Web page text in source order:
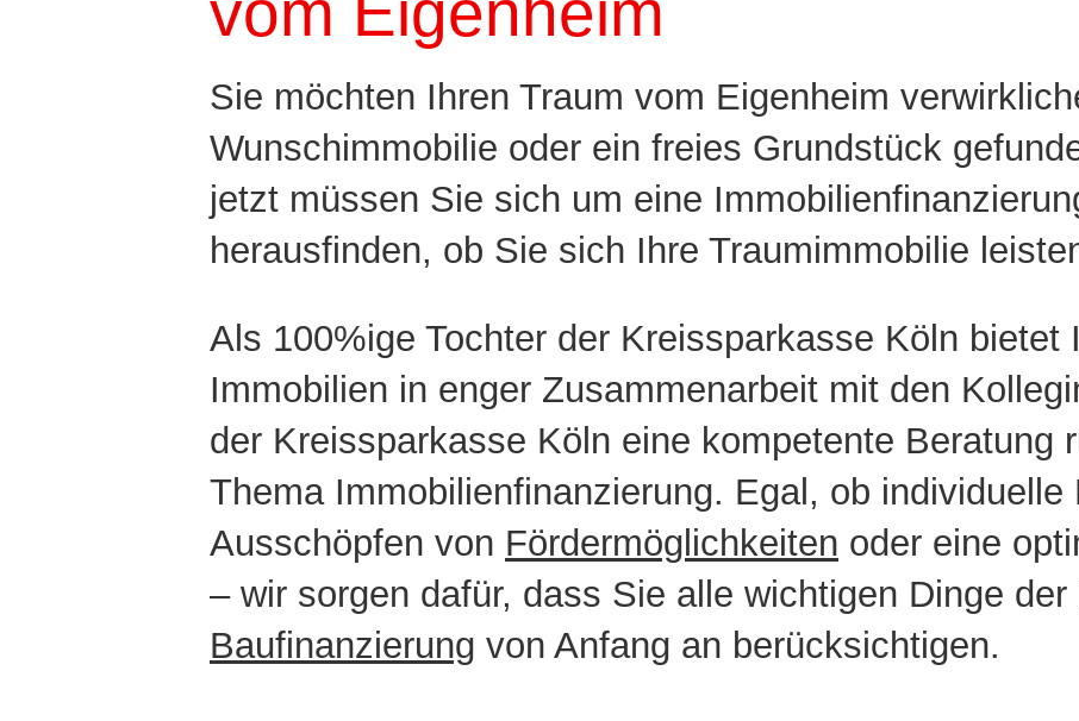
Sie möchten Ihren Traum vom Eigenheim
Wunschimmobilie oder ein freies Grundstück
jetzt müssen Sie sich um eine
herausfinden, ob Sie sich Ihre Traumimmobilie
Als 100%ige Tochter der Kreissparkasse Köln bietet
Immobilien in enger Zusammenarbeit mit den
der Kreissparkasse Köln eine kompetente Beratung
Thema Immobilienfinanzierung. Egal, ob individuelle
Ausschöpfen von Fördermöglichkeiten oder eine
– wir sorgen dafür, dass Sie alle wichtigen Dinge der
Baufinanzierung von Anfang an berücksichtigen.